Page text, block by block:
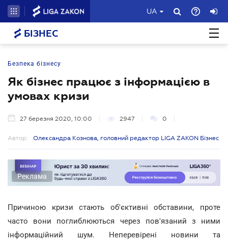
UA
БІЗНЕС
Безпека бізнесу
Як бізнес працює з інформацією в
умовах кризи
27 березня 2020, 10:00 2947 0
Автор: Олександра Кознова, головний редактор LIGA ZAKON Бізнес
Реклама
Причиною кризи стають об'єктивні обставини, проте
часто вони поглиблюються через пов'язаний з ними
інформаційний шум. Неперевірені новини та